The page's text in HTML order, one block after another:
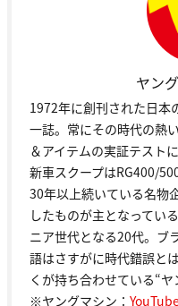
ヤン
1972年に創刊された日本
一誌。常にその時代の熱
＆アイテムの実証テスト
新車スクープはRG400/
30年以上続いている名物
したものが主となってい
ニア世代となる20代。ブ
語はさすがに時代錯誤と
くが持ち合わせている“ヤ
※ヤングマシン：